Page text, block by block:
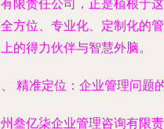
限责任公司，正是植根于
方位、专业化、定制化的
的得力伙伴与智慧外脑。
精准定位：企业管理问题
叁亿柒企业管理咨询有限